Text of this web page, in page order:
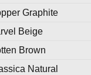
Graphite
Beige
Brown
Natural